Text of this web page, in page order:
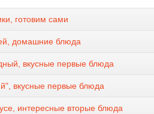
готовим сами
домашние блюда
вкусные первые блюда
вкусные первые блюда
интересные вторые блюда